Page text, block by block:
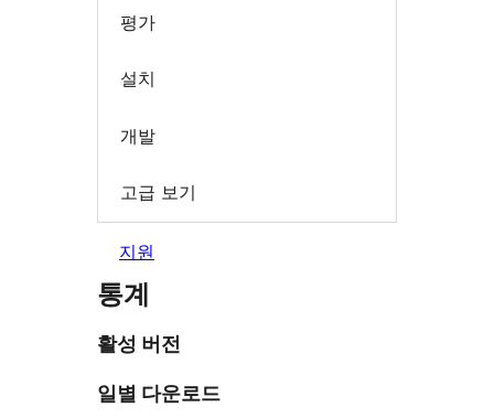
평가
설치
개발
고급 보기
지원
통계
활성 버전
일별 다운로드